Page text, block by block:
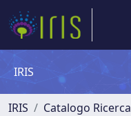
IRIS
IRIS
Catalogo Ricerca